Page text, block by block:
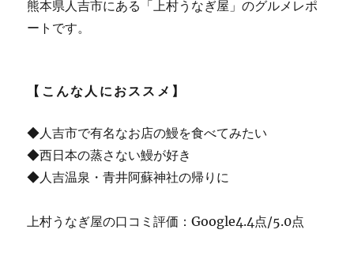
熊本県人吉市にある「上村うなぎ屋」のグルメレポ
ートです。
【こんな人におススメ】
◆人吉市で有名なお店の鰻を食べてみたい
◆西日本の蒸さない鰻が好き
◆人吉温泉・青井阿蘇神社の帰りに
上村うなぎ屋の口コミ評価：Google4.4点/5.0点